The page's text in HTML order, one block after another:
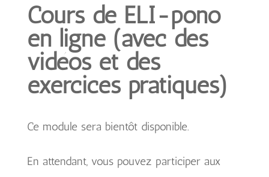
Cours de ELI-pono
en ligne (avec des
vidéos et des
exercices pratiques)
Ce module sera bientôt disponible.
En attendant, vous pouvez participer aux